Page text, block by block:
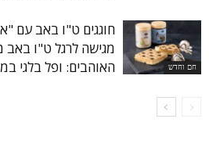
חם וחדש
חוגגים ט"ו באב עם
מגישה לרגל ט"ו באב
האוהבים: ופל בלגי